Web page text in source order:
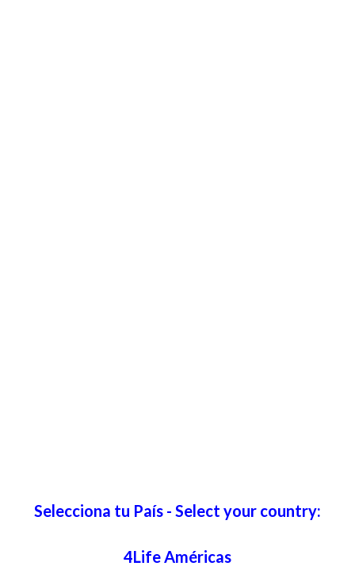
Selecciona tu País - Select your country:
4Life Américas